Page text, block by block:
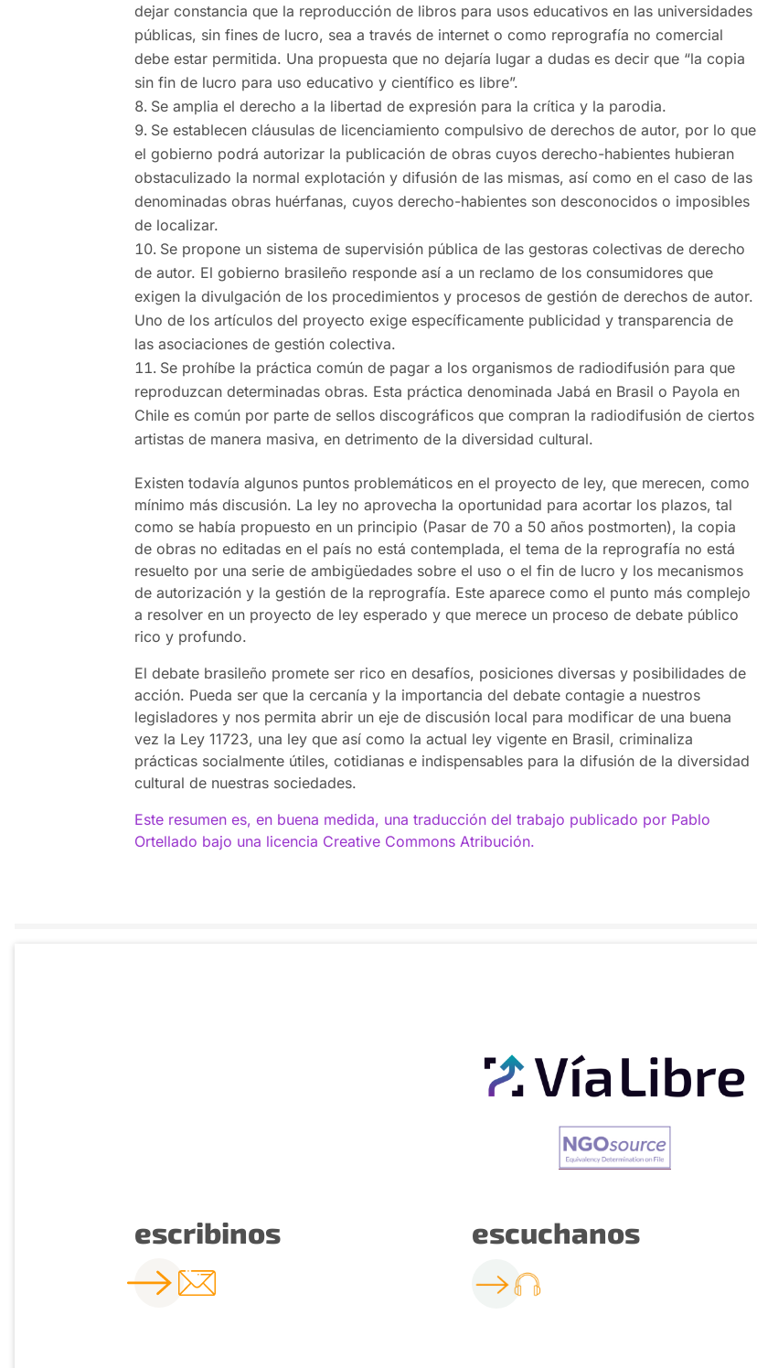
dejar constancia que la reproducción de libros para usos educativos en las universidades
públicas, sin fines de lucro, sea a través de internet o como reprografía no comercial
debe estar permitida. Una propuesta que no dejaría lugar a dudas es decir que “la copia
sin fin de lucro para uso educativo y científico es libre”.
Se amplia el derecho a la libertad de expresión para la crítica y la parodia.
Se establecen cláusulas de licenciamiento compulsivo de derechos de autor, por lo que
el gobierno podrá autorizar la publicación de obras cuyos derecho-habientes hubieran
obstaculizado la normal explotación y difusión de las mismas, así como en el caso de las
denominadas obras huérfanas, cuyos derecho-habientes son desconocidos o imposibles
de localizar.
Se propone un sistema de supervisión pública de las gestoras colectivas de derecho
de autor. El gobierno brasileño responde así a un reclamo de los consumidores que
exigen la divulgación de los procedimientos y procesos de gestión de derechos de autor.
Uno de los artículos del proyecto exige específicamente publicidad y transparencia de
las asociaciones de gestión colectiva.
Se prohíbe la práctica común de pagar a los organismos de radiodifusión para que
reproduzcan determinadas obras. Esta práctica denominada Jabá en Brasil o Payola en
Chile es común por parte de sellos discográficos que compran la radiodifusión de ciertos
artistas de manera masiva, en detrimento de la diversidad cultural.
Existen todavía algunos puntos problemáticos en el proyecto de ley, que merecen, como
mínimo más discusión. La ley no aprovecha la oportunidad para acortar los plazos, tal
como se había propuesto en un principio (Pasar de 70 a 50 años postmorten), la copia
de obras no editadas en el país no está contemplada, el tema de la reprografía no está
resuelto por una serie de ambigüedades sobre el uso o el fin de lucro y los mecanismos
de autorización y la gestión de la reprografía. Este aparece como el punto más complejo
a resolver en un proyecto de ley esperado y que merece un proceso de debate público
rico y profundo.
El debate brasileño promete ser rico en desafíos, posiciones diversas y posibilidades de
acción. Pueda ser que la cercanía y la importancia del debate contagie a nuestros
legisladores y nos permita abrir un eje de discusión local para modificar de una buena
vez la Ley 11723, una ley que así como la actual ley vigente en Brasil, criminaliza
prácticas socialmente útiles, cotidianas e indispensables para la difusión de la diversidad
cultural de nuestras sociedades.
Este resumen es, en buena medida, una traducción del trabajo publicado por Pablo
Ortellado bajo una licencia Creative Commons Atribución.
escribinos escuchanos